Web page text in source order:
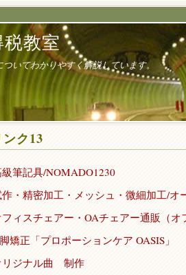
税教室
ついてわかりやすく解説しています。
ク13
筆記具/NOMADO1230
・精密加工・メッシュ・微細加工/オ
フィスチェアー・OAチェアー通販（オ
矯正「プロポーションケア OASIS」
リジナル曲 制作